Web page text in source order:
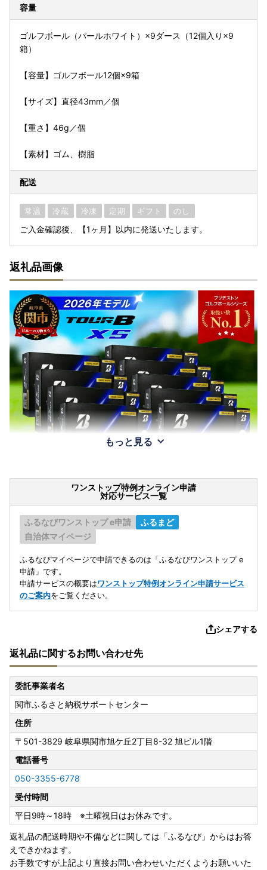
容量
ゴルフボール（パールホワイト）×9ダース（12個入り×9
箱）
【容量】ゴルフボール12個×9箱
【サイズ】直径43mm／個
【重さ】46g／個
【素材】ゴム、樹脂
配送
常温 冷蔵 冷凍 定期 ギフト のし
ご入金確認後、【1ヶ月】以内に発送いたします。
返礼品画像
もっと見る
ワンストップ特例オンライン申請
対応サービス一覧
ふるなびワンストップ e申請
ふるまど
自治体マイページ
ふるなびマイページで申請できるのは「ふるなびワンストップ e
申請」です。
申請サービスの概要はワンストップ特例オンライン申請サービス
のご案内をご覧ください。
シェアする
返礼品に関するお問い合わせ先
委託事業者名
関市ふるさと納税サポートセンター
住所
〒501-3829 岐阜県関市旭ケ丘2丁目8-32 旭ビル1階
電話番号
050-3355-6778
受付時間
平日9時～18時 ※土曜祝日はお休みです。
返礼品の配送時期や不備などに関しては「ふるなび」からはお答
えできかねます。
お手数ですが上記より直接お問い合わせいただくようお願いいた